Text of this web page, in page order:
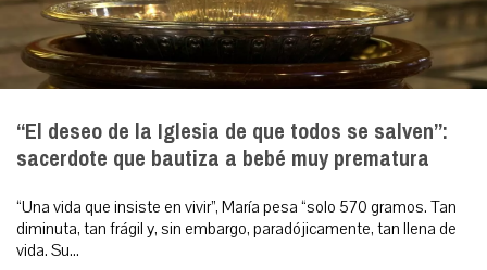
“El deseo de la Iglesia de que todos se salven”:
sacerdote que bautiza a bebé muy prematura
“Una vida que insiste en vivir”, María pesa “solo 570 gramos. Tan
diminuta, tan frágil y, sin embargo, paradójicamente, tan llena de
vida. Su...